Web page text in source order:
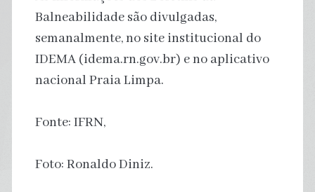
Balneabilidade são divulgadas,
semanalmente, no site institucional do
IDEMA (idema.rn.gov.br) e no aplicativo
nacional Praia Limpa.
Fonte: IFRN,
Foto: Ronaldo Diniz.